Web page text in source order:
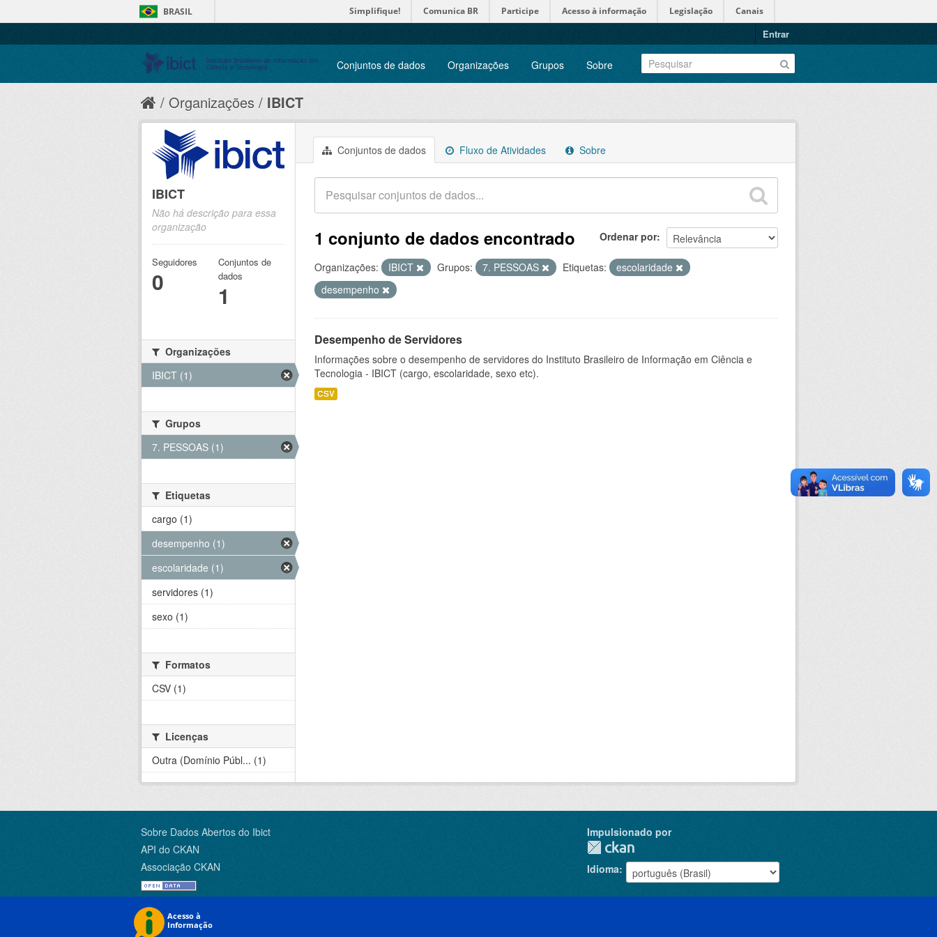
BRASIL Simplifique! Comunica BR Participe Acesso à informação Legislação Canais
Entrar
Conjuntos de dados Organizações Grupos Sobre
Organizações IBICT
Conjuntos de dados Fluxo de Atividades Sobre
Ordenar por
1 conjunto de dados encontrado
Organizações: IBICT Grupos: 7. PESSOAS Etiquetas:
escolaridade
desempenho
Desempenho de Servidores
Informações sobre o desempenho de servidores do Instituto Brasileiro de Informação em Ciência e
Tecnologia - IBICT (cargo, escolaridade, sexo etc).
CSV
IBICT
Não há descrição para essa
organização
Seguidores
0
Conjuntos de
dados
1
Organizações
IBICT (1)
Grupos
7. PESSOAS (1)
Etiquetas
cargo (1)
desempenho (1)
escolaridade (1)
servidores (1)
sexo (1)
Formatos
CSV (1)
Licenças
Outra (Domínio Públ... (1)
Sobre Dados Abertos do Ibict
API do CKAN
Associação CKAN
Impulsionado por
Idioma